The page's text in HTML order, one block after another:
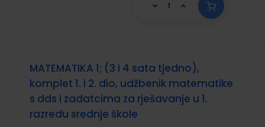
MATEMATIKA 1; (3 i 4 sata tjedno),
komplet 1. i 2. dio, udžbenik matematike
s dds i zadatcima za rješavanje u 1.
razredu srednje škole